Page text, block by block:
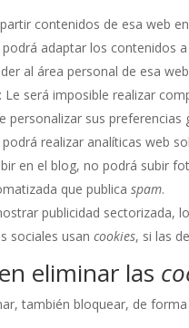
contenidos de esa web
adaptar los contenidos
al área personal de esa
Le será imposible realizar
personalizar sus
realizar analíticas web
en el blog, no podrá subir
que publicaspam.
publicidad sectorizada,
sociales usancookies, si las
eliminar las
también bloquear, de